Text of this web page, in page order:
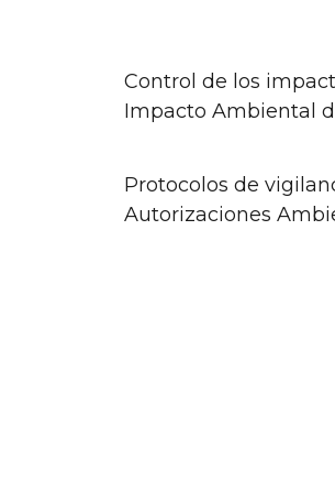
Control de los
Impacto Ambiental
Protocolos de
Autorizaciones